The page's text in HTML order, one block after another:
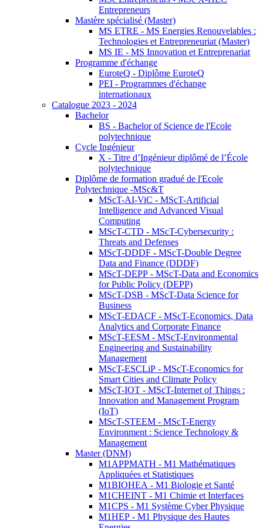
Entrepreneurs
Mastère spécialisé (Master)
MS ETRE - MS Energies Renouvelables :
Technologies et Entrepreneuriat (Master)
MS IE - MS Innovation et Entreprenariat
Programme d'échange
EuroteQ - Diplôme EuroteQ
PEI - Programmes d'échange
internationaux
Catalogue 2023 - 2024
Bachelor
BS - Bachelor of Science de l'Ecole
polytechnique
Cycle Ingénieur
X - Titre d’Ingénieur diplômé de l’École
polytechnique
Diplôme de formation gradué de l'Ecole
Polytechnique -MSc&T
MScT-AI-ViC - MScT-Artificial
Intelligence and Advanced Visual
Computing
MScT-CTD - MScT-Cybersecurity :
Threats and Defenses
MScT-DDDF - MScT-Double Degree
Data and Finance (DDDF)
MScT-DEPP - MScT-Data and Economics
for Public Policy (DEPP)
MScT-DSB - MScT-Data Science for
Business
MScT-EDACF - MScT-Economics, Data
Analytics and Corporate Finance
MScT-EESM - MScT-Environmental
Engineering and Sustainability
Management
MScT-ESCLiP - MScT-Economics for
Smart Cities and Climate Policy
MScT-IOT - MScT-Internet of Things :
Innovation and Management Program
(IoT)
MScT-STEEM - MScT-Energy
Environment : Science Technology &
Management
Master (DNM)
M1APPMATH - M1 Mathématiques
Appliquées et Statistiques
M1BIOHEA - M1 Biologie et Santé
M1CHEINT - M1 Chimie et Interfaces
M1CPS - M1 Système Cyber Physique
M1HEP - M1 Physique des Hautes